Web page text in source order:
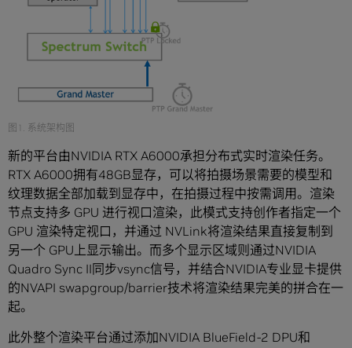
图1. 系统架构图
新的平台由NVIDIA RTX A6000承担分布式实时渲染任务。
RTX A6000拥有48GB显存，可以将拍摄场景需要的模型和
纹理数据全部加载到显存中，在拍摄过程中按需调用。渲染
节点支持多 GPU 进行视口渲染，此模式支持创作者指定一个
GPU 渲染特定视口，并通过 NVLink将渲染结果直接复制到
另一个 GPU上显示输出。而多个显示区域则通过NVIDIA
Quadro Sync II同步vsync信号，并结合NVIDIA专业显卡提供
的NVAPI swapgroup/barrier技术将渲染结果完美的拼合在一
起。
此外整个渲染平台通过添加NVIDIA BlueField-2 DPU和